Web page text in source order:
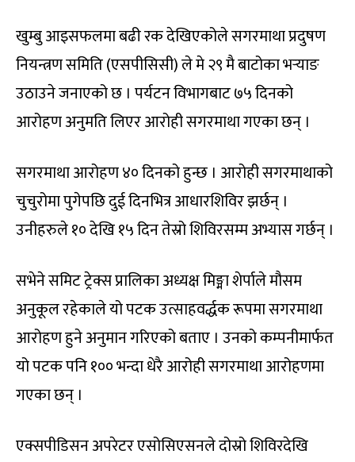
खुम्बु आइसफलमा बढी रक देखिएकोले सगरमाथा प्रदुषण
नियन्त्रण समिति (एसपीसिसी) ले मे २९ मै बाटोका भर्‍याङ
उठाउने जनाएको छ । पर्यटन विभागबाट ७५ दिनको
आरोहण अनुमति लिएर आरोही सगरमाथा गएका छन् ।
सगरमाथा आरोहण ४० दिनको हुन्छ । आरोही सगरमाथाको
चुचुरोमा पुगेपछि दुई दिनभित्र आधारशिविर झर्छन् ।
उनीहरुले १० देखि १५ दिन तेस्रो शिविरसम्म अभ्यास गर्छन् ।
सभेने समिट ट्रेक्स प्रालिका अध्यक्ष मिङ्मा शेर्पाले मौसम
अनुकूल रहेकाले यो पटक उत्साहवर्द्धक रूपमा सगरमाथा
आरोहण हुने अनुमान गरिएको बताए । उनको कम्पनीमार्फत
यो पटक पनि १०० भन्दा धेरै आरोही सगरमाथा आरोहणमा
गएका छन् ।
एक्सपीडिसन अपरेटर एसोसिएसनले दोस्रो शिविरदेखि